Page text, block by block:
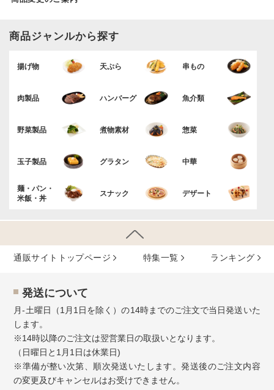
商品ジャンルから探す
揚げ物 天ぷら 串もの
肉製品 ハンバーグ 魚介類
野菜製品 煮物素材 惣菜
玉子製品 グラタン 中華
麺・パン・
米飯・丼
スナック デザート
通販サイトトップページ 特集⼀覧 ランキング
発送について
月-土曜日（1月1日を除く）の14時までのご注文で当日発送いた
します。
※14時以降のご注文は翌営業日の取扱いとなります。
（日曜日と1月1日は休業日)
※準備が整い次第、順次発送いたします。発送後のご注文内容
の変更及びキャンセルはお受けできません。